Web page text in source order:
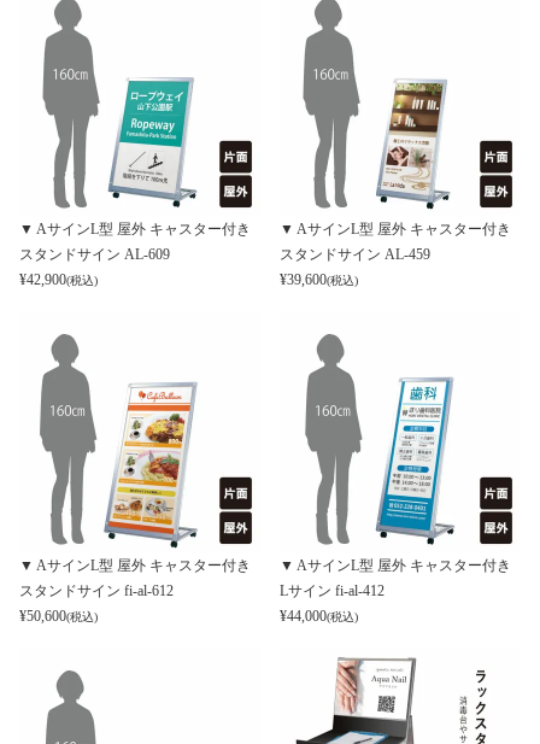
▼ AサインL型 屋外 キャスター付き
スタンドサイン AL-609
¥42,900(税込)
▼ AサインL型 屋外 キャスター付き
スタンドサイン AL-459
¥39,600(税込)
▼ AサインL型 屋外 キャスター付き
スタンドサイン fi-al-612
¥50,600(税込)
▼ AサインL型 屋外 キャスター付き
Lサイン fi-al-412
¥44,000(税込)